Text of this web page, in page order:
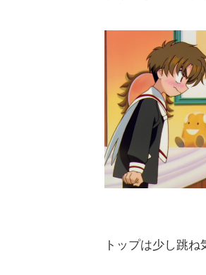
トップは少し跳